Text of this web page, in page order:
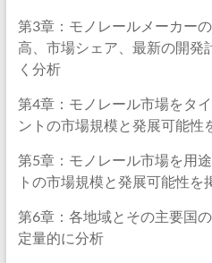
第3章：モノレールメーカー
高、市場シェア、最新の開発
く分析
第4章：モノレール市場をタ
ントの市場規模と発展可能性
第5章：モノレール市場を用
トの市場規模と発展可能性を
第6章：各地域とその主要国
定量的に分析